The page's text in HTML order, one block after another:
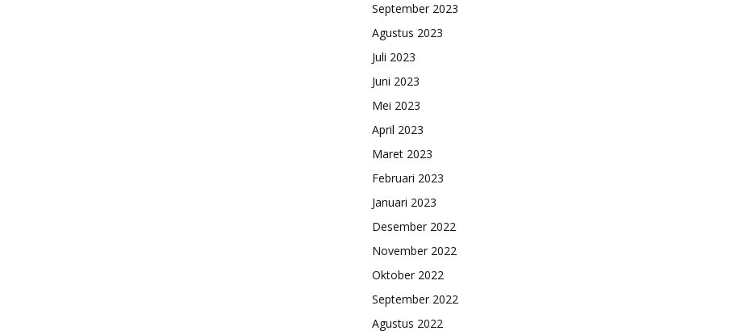
September 2023
Agustus 2023
Juli 2023
Juni 2023
Mei 2023
April 2023
Maret 2023
Februari 2023
Januari 2023
Desember 2022
November 2022
Oktober 2022
September 2022
Agustus 2022